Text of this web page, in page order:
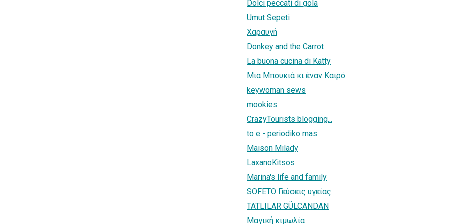
Dolci peccati di gola
Umut Sepeti
Χαραυγή
Donkey and the Carrot
La buona cucina di Katty
Μια Μπουκιά κι έναν Καιρό
keywoman sews
mookies
CrazyTourists blogging...
to e - periodiko mas
Maison Milady
LaxanoKitsos
Marina's life and family
SOFETO Γεύσεις υγείας.
TATLILAR GÜLCANDAN
Μαγική κιμωλία